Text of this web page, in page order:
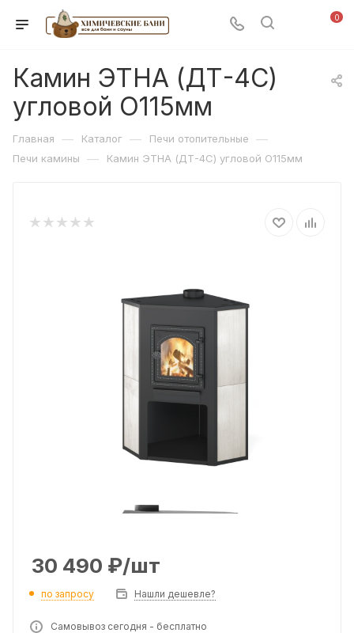
0
Камин ЭТНА (ДТ-4С)
угловой O115мм
Главная — Каталог — Печи отопительные —
Печи камины — Камин ЭТНА (ДТ-4С) угловой O115мм
30 490 ₽/шт
по запросу Нашли дешевле?
Самовывоз сегодня - бесплатно